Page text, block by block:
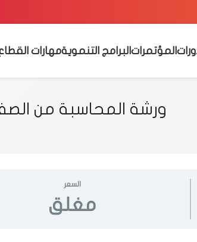
المؤتمراتالبرامج التنمويةمهارات
ورشة المحاسبة من الصفر
السعر
مغلق